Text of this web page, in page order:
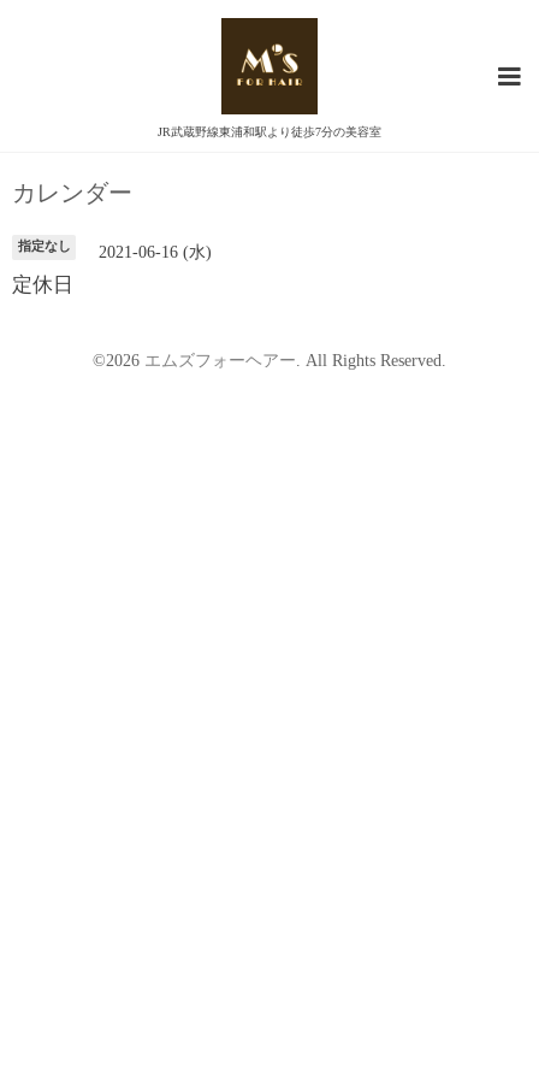
JR武蔵野線東浦和駅より徒歩7分の美容室
カレンダー
指定なし 2021-06-16 (水)
定休日
©2026 エムズフォーヘアー . All Rights Reserved.